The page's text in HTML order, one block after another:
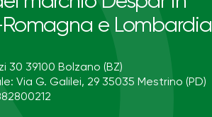
Romagna e Lombardia
30 39100 Bolzano (BZ)
Via G. Galilei, 29 35035 Mestrino (PD)